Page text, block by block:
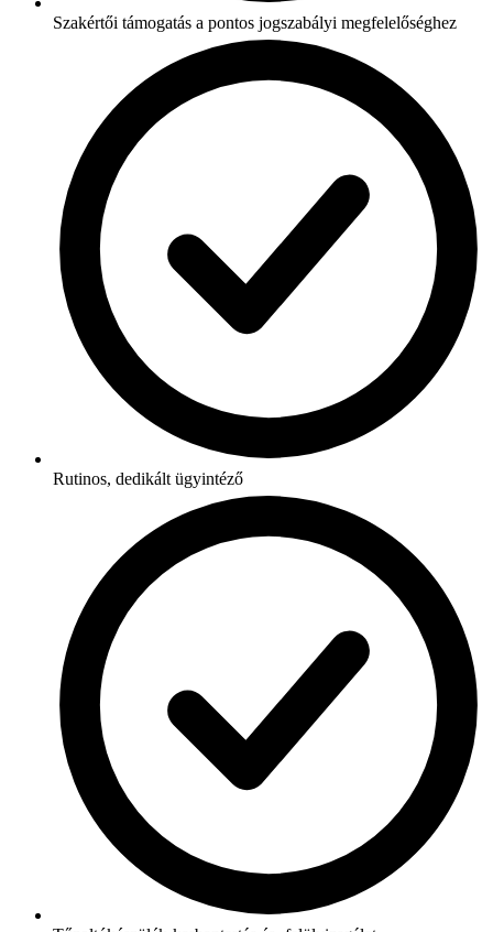
Szakértői támogatás a pontos jogszabályi megfelelőséghez
Rutinos, dedikált ügyintéző